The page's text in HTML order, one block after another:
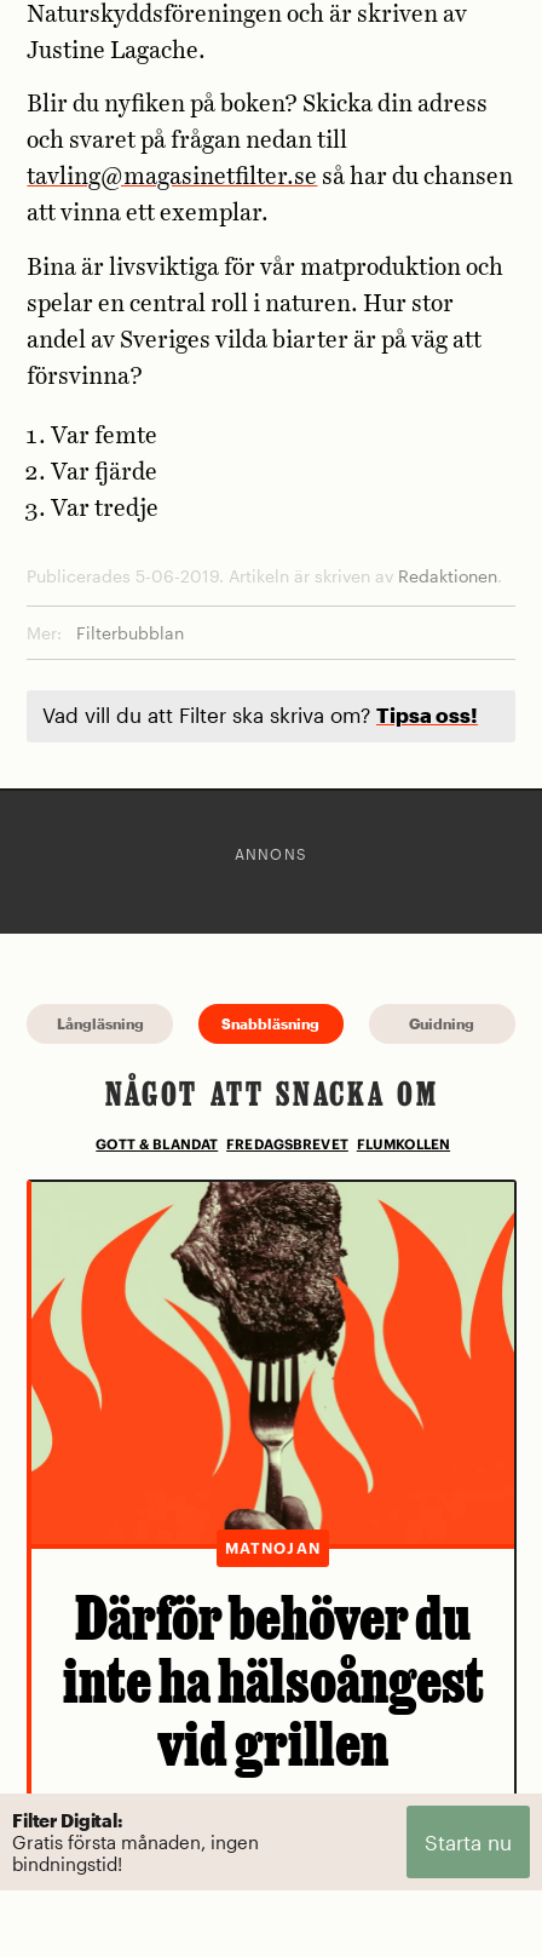
Naturskyddsföreningen och är skriven av
Justine Lagache.
Blir du nyfiken på boken? Skicka din adress
och svaret på frågan nedan till
tavling@magasinetfilter.se så har du chansen
att vinna ett exemplar.
Bina är livsviktiga för vår matproduktion och
spelar en central roll i naturen. Hur stor
andel av Sveriges vilda biarter är på väg att
försvinna?
Var femte
Var fjärde
Var tredje
Publicerades 5-06-2019. Artikeln är skriven av Redaktionen.
Mer: Filterbubblan
Vad vill du att Filter ska skriva om? Tipsa oss!
ANNONS
Långläsning Snabbläsning Guidning
NÅGOT ATT SNACKA OM
GOTT & BLANDAT FREDAGSBREVET FLUMKOLLEN
MATNOJAN
Därför behöver du
inte ha hälsoångest
vid grillen
Cancerlarmen kring biffen intas bäst med
en nypa salt.
Av Mattias Göransson
Filter Digital:
Gratis första månaden, ingen
bindningstid!
Starta nu